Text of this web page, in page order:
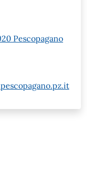
Pescopagano